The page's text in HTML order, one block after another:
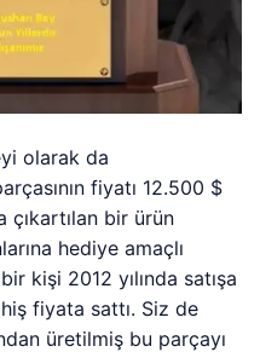
olarak da
fiyatı 12.500 $
çıkartılan bir ürün
hediye amaçlı
kişi 2012 yılında satışa
fiyata sattı. Siz de
üretilmiş bu parçayı